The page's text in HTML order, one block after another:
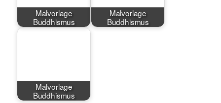
Malvorlage
Buddhismus
Malvorlage
Buddhismus
Malvorlage
Buddhismus